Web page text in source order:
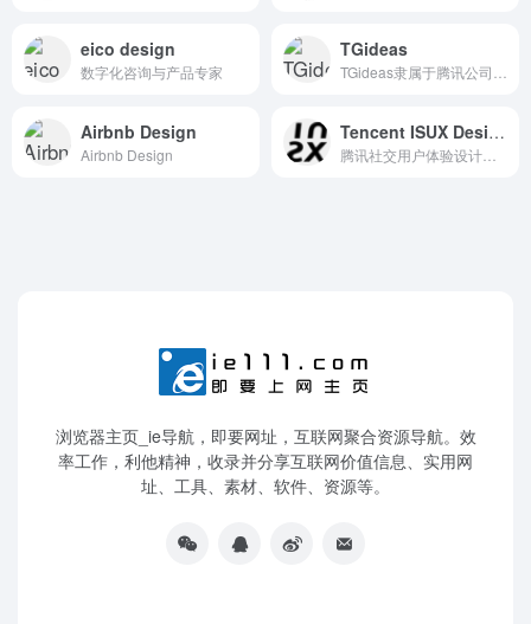
eico design
数字化咨询与产品专家
TGideas
Airbnb Design
Airbnb Design
Tencent ISUX Design
浏览器主页_ie导航，即要网址，互联网聚合资源导航。效
率工作，利他精神，收录并分享互联网价值信息、实用网
址、工具、素材、软件、资源等。